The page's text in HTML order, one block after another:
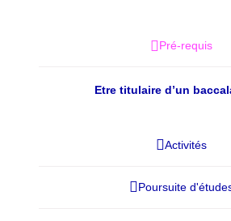
Pré-requis
Activités
Poursuite
Etre titulaire d’un